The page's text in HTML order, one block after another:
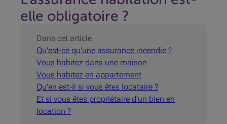
elle obligatoire ?
Dans cet article
Qu'est-ce qu'une assurance incendie ?
Vous habitez dans une maison
Vous habitez en appartement
Qu'en est-il si vous êtes locataire ?
Et si vous êtes propriétaire d'un bien en
location ?